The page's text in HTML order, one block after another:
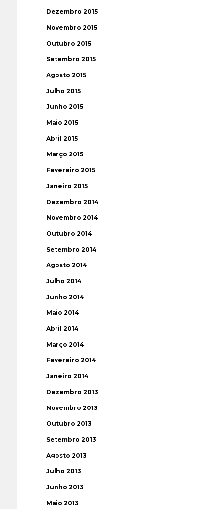
Dezembro 2015
Novembro 2015
Outubro 2015
Setembro 2015
Agosto 2015
Julho 2015
Junho 2015
Maio 2015
Abril 2015
Março 2015
Fevereiro 2015
Janeiro 2015
Dezembro 2014
Novembro 2014
Outubro 2014
Setembro 2014
Agosto 2014
Julho 2014
Junho 2014
Maio 2014
Abril 2014
Março 2014
Fevereiro 2014
Janeiro 2014
Dezembro 2013
Novembro 2013
Outubro 2013
Setembro 2013
Agosto 2013
Julho 2013
Junho 2013
Maio 2013